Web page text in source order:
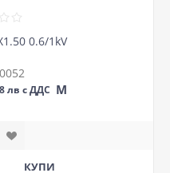
0.6/1kV
лв с ДДС М